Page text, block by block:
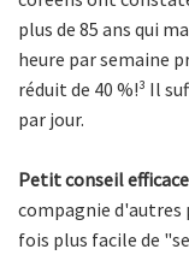
plus de 85 ans qui
heure par semaine
réduit de 40 %!³ Il
par jour.
Petit conseil
compagnie d'autres
fois plus facile de